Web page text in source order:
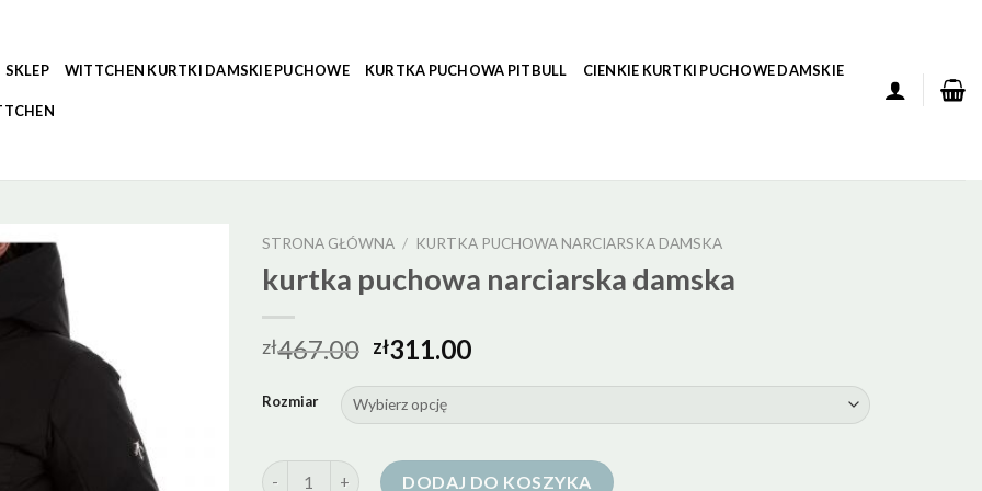
SKLEP WITTCHEN KURTKI DAMSKIE PUCHOWE KURTKA PUCHOWA PITBULL CIENKIE KURTKI PUCHOWE DAMSKIE
STRONA GŁÓWNA / KURTKA PUCHOWA NARCIARSKA DAMSKA
kurtka puchowa narciarska damska
zł467.00 zł311.00
Rozmiar
ilość kurtka puchowa narciarska damska
DODAJ DO KOSZYKA